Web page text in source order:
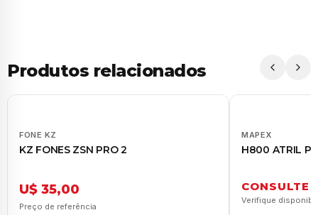
Produtos relacionados
FONE KZ
KZ FONES ZSN PRO 2
U$ 35,00
Preço de referência
MAPEX
H800 ATRIL
CONSULTE
Verifique